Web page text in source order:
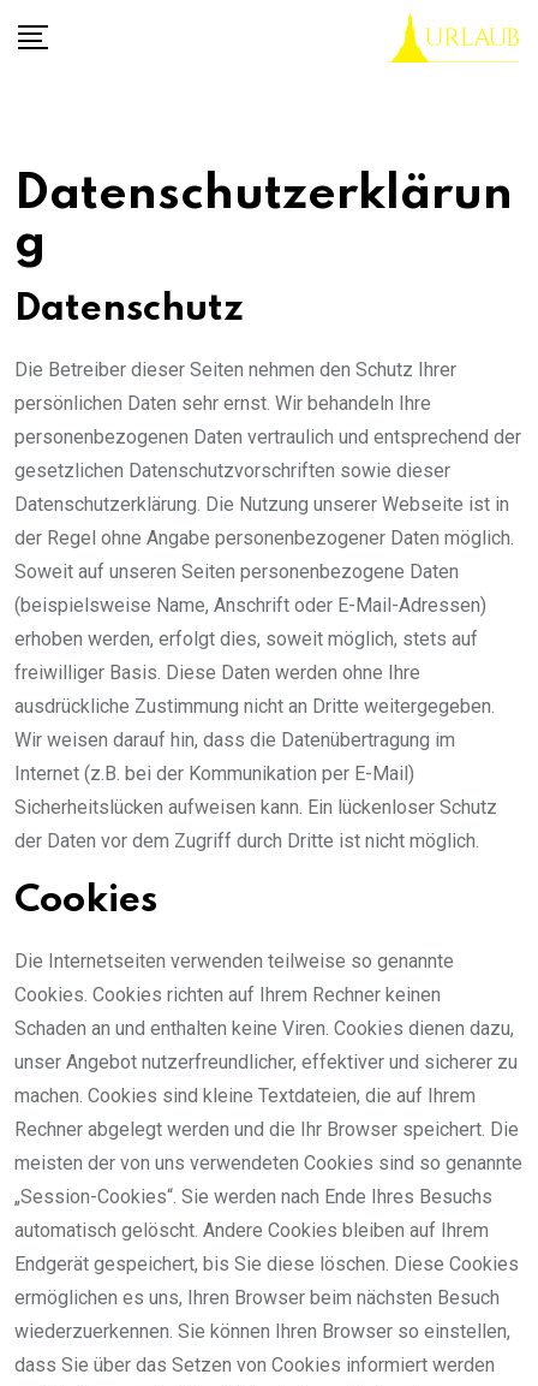
Datenschutzerklärun
g
Datenschutz
Die Betreiber dieser Seiten nehmen den Schutz Ihrer
persönlichen Daten sehr ernst. Wir behandeln Ihre
personenbezogenen Daten vertraulich und entsprechend der
gesetzlichen Datenschutzvorschriften sowie dieser
Datenschutzerklärung. Die Nutzung unserer Webseite ist in
der Regel ohne Angabe personenbezogener Daten möglich.
Soweit auf unseren Seiten personenbezogene Daten
(beispielsweise Name, Anschrift oder E-Mail-Adressen)
erhoben werden, erfolgt dies, soweit möglich, stets auf
freiwilliger Basis. Diese Daten werden ohne Ihre
ausdrückliche Zustimmung nicht an Dritte weitergegeben.
Wir weisen darauf hin, dass die Datenübertragung im
Internet (z.B. bei der Kommunikation per E-Mail)
Sicherheitslücken aufweisen kann. Ein lückenloser Schutz
der Daten vor dem Zugriff durch Dritte ist nicht möglich.
Cookies
Die Internetseiten verwenden teilweise so genannte
Cookies. Cookies richten auf Ihrem Rechner keinen
Schaden an und enthalten keine Viren. Cookies dienen dazu,
unser Angebot nutzerfreundlicher, effektiver und sicherer zu
machen. Cookies sind kleine Textdateien, die auf Ihrem
Rechner abgelegt werden und die Ihr Browser speichert. Die
meisten der von uns verwendeten Cookies sind so genannte
„Session-Cookies“. Sie werden nach Ende Ihres Besuchs
automatisch gelöscht. Andere Cookies bleiben auf Ihrem
Endgerät gespeichert, bis Sie diese löschen. Diese Cookies
ermöglichen es uns, Ihren Browser beim nächsten Besuch
wiederzuerkennen. Sie können Ihren Browser so einstellen,
dass Sie über das Setzen von Cookies informiert werden